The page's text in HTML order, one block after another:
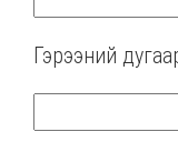
Гэрээний